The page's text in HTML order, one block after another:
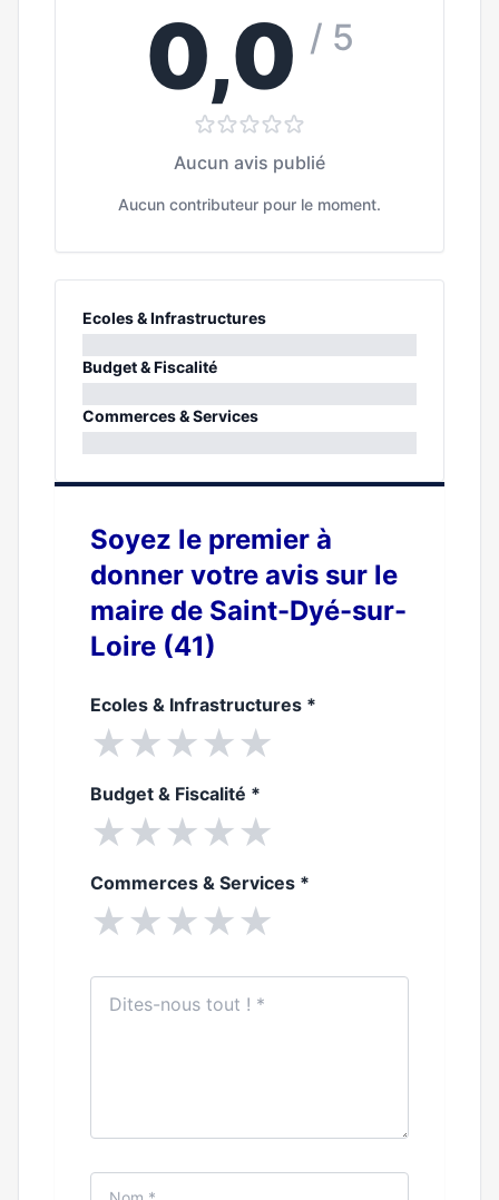
0,0 / 5
Aucun avis publié
Aucun contributeur pour le moment.
Ecoles & Infrastructures
0%
Budget & Fiscalité
0%
Commerces & Services
Soyez le premier à
donner votre avis sur le
maire de Saint-Dyé-sur-
Loire (41)
Ecoles & Infrastructures *
★★★★★
Budget & Fiscalité *
★★★★★
Commerces & Services *
★★★★★